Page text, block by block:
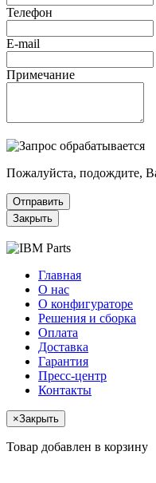
Телефон
E-mail
Примечание
Пожалуйста, подождите,
Отправить
Закрыть
Главная
О нас
О конфигураторе
Решения и сборка
Оплата
Доставка
Гарантия
Пресс-центр
Контакты
×Закрыть
Товар добавлен в корзину